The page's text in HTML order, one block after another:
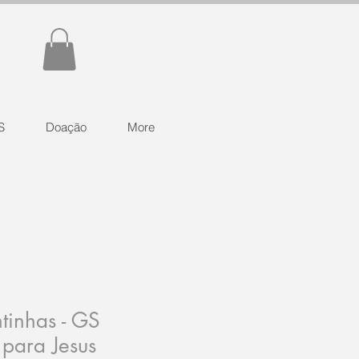
Doação More
- GS
Jesus